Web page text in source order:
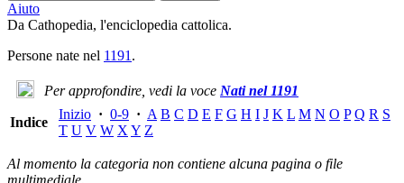
Aiuto
Da Cathopedia, l'enciclopedia cattolica.
Persone nate nel 1191.
Per approfondire, vedi la voce Nati nel 1191
Indice
Inizio · 0-9 · A B C D E F G H I J K L M N O P Q R S
T U V W XY Z
Al momento la categoria non contiene alcuna pagina o file